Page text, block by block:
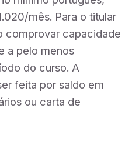
mês. Para o titular
comprovar capacidade
a pelo menos
do curso. A
feita por saldo em
ou carta de